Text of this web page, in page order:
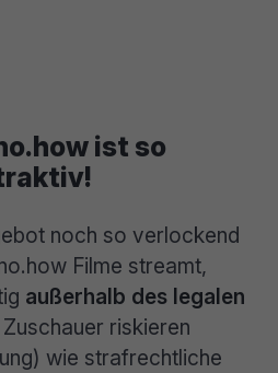
ist so
noch so verlockend
Filme streamt,
außerhalb des legalen
riskieren
wie strafrechtliche